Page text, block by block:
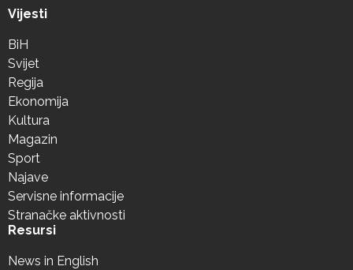
Vijesti
BiH
Svijet
Regija
Ekonomija
Kultura
Magazin
Sport
Najave
Servisne informacije
Stranačke aktivnosti
Resursi
News in English